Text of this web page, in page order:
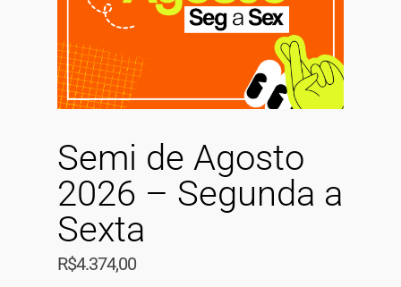
Semi de Agosto
2026 – Segunda a
Sexta
R$4.374,00